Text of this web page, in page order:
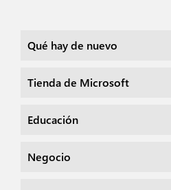
Qué hay de nuevo
Tienda de Microsoft
Educación
Negocio